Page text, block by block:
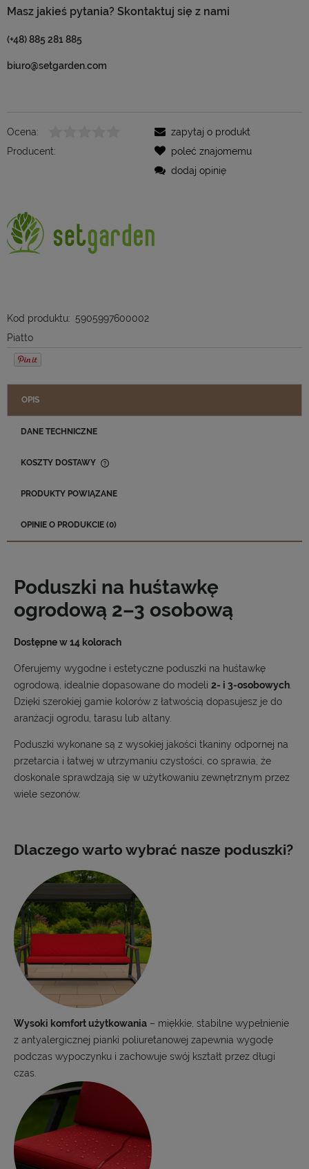
Masz jakieś pytania? Skontaktuj się z nami
(+48) 885 281 885
biuro@setgarden.com
Ocena:
Producent:
Kod produktu: 5905997600002
Piatto
zapytaj o produkt
poleć znajomemu
dodaj opinię
OPIS
DANE TECHNICZNE
KOSZTY DOSTAWY
PRODUKTY POWIĄZANE
OPINIE O PRODUKCIE (0)
Poduszki na huśtawkę
ogrodową 2–3 osobową
Dostępne w 14 kolorach
Oferujemy wygodne i estetyczne poduszki na huśtawkę
ogrodową, idealnie dopasowane do modeli 2- i 3-osobowych.
Dzięki szerokiej gamie kolorów z łatwością dopasujesz je do
aranżacji ogrodu, tarasu lub altany.
Poduszki wykonane są z wysokiej jakości tkaniny odpornej na
przetarcia i łatwej w utrzymaniu czystości, co sprawia, że
doskonale sprawdzają się w użytkowaniu zewnętrznym przez
wiele sezonów.
Dlaczego warto wybrać nasze poduszki?
Wysoki komfort użytkowania – miękkie, stabilne wypełnienie
z antyalergicznej pianki poliuretanowej zapewnia wygodę
podczas wypoczynku i zachowuje swój kształt przez długi
czas.